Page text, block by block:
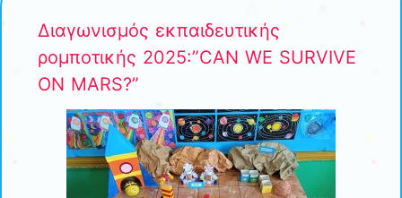
Διαγωνισμός εκπαιδευτικής
ρομποτικής 2025:”CAN WE SURVIVE
ON MARS?”